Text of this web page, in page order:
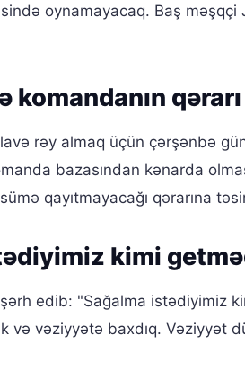
oynamayacaq. Baş
komandanın qərarı
rəy almaq üçün çərşənbə
bazasından kənarda
qayıtmayacağı qərarına
kimi
edib: "Sağalma istədiyimiz
və vəziyyətə baxdıq. Vəziyyət